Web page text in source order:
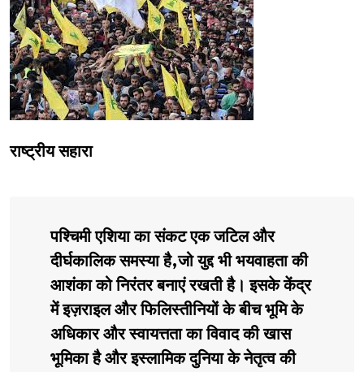
राष्ट्रीय सहारा
पश्चिमी एशिया का संकट एक जटिल और
दीर्घकालिक समस्या है,जो युद्द भी भयवाहता की
आशंका को निरंतर बनाएं रखती है। इसके केंद्र
में इज़राइल और फिलिस्तीनियों के बीच भूमि के
अधिकार और स्वायत्तता का विवाद की खास
भूमिका है और इस्लामिक दुनिया के नेतृत्व की